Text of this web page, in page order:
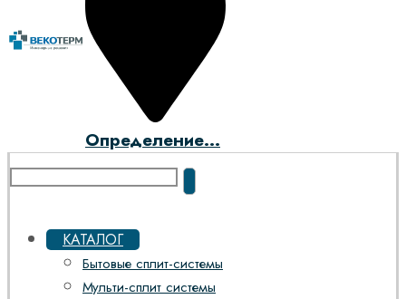
Определение...
КАТАЛОГ
Бытовые сплит-системы
Мульти-сплит системы